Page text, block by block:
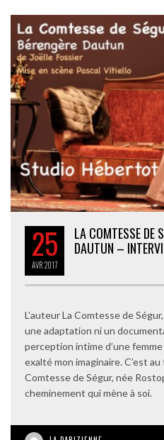
25
AVR2017
LA COMTESSE DE
DAUTUN –
L’auteur La Comtesse de
une adaptation ni un
perception intime d’une
exalté mon imaginaire. C’est
Comtesse de Ségur, née
cheminement qui mène à soi.